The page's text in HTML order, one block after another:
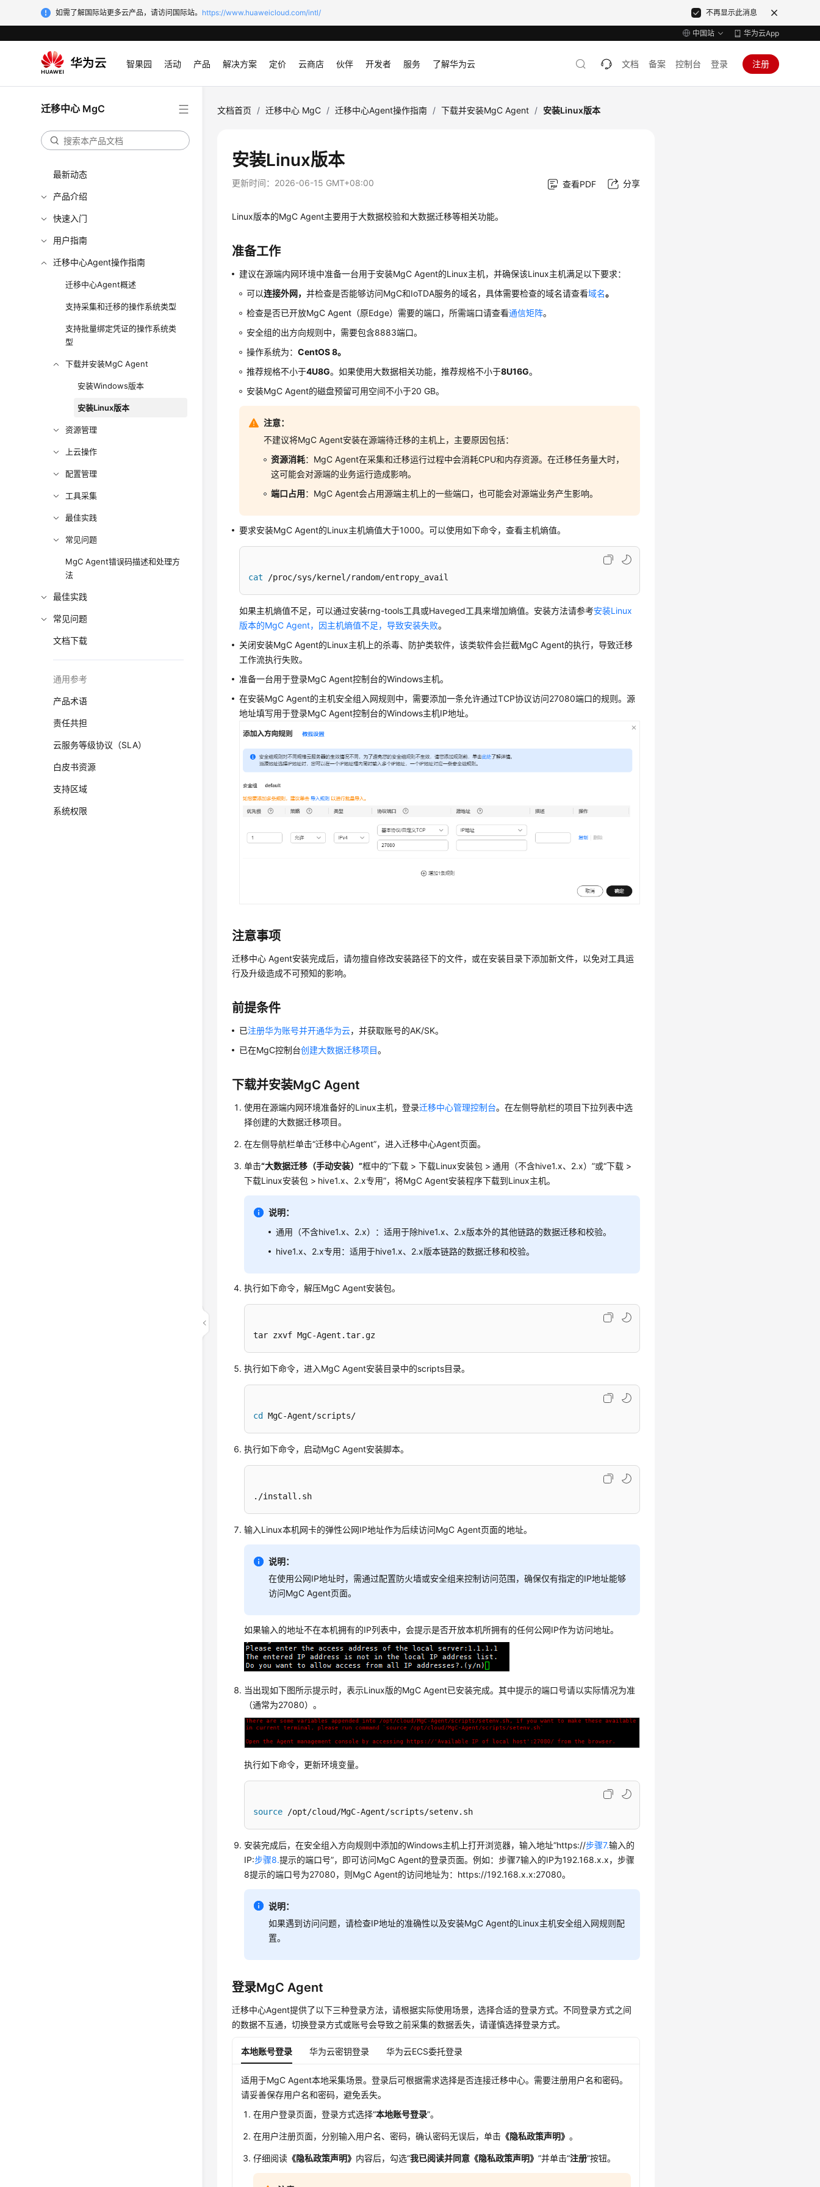
如需了解国际站更多云产品，请访问国际站。 https://www.huaweicloud.com/intl/ 不再显示此消息
中国站 华为云App
智果园 活动 产品 解决方案 定价 云商店 伙伴 开发者 服务 了解华为云 文档 备案 控制台 登录 注册
迁移中心 MgC
最新动态
产品介绍
快速入门
用户指南
迁移中心Agent操作指南
迁移中心Agent概述
支持采集和迁移的操作系统类型
支持批量绑定凭证的操作系统类
型
下载并安装MgC Agent
安装Windows版本
安装Linux版本
资源管理
上云操作
配置管理
工具采集
最佳实践
常见问题
MgC Agent错误码描述和处理方
法
最佳实践
常见问题
文档下载
通用参考
产品术语
责任共担
云服务等级协议（SLA）
白皮书资源
支持区域
系统权限
文档首页 / 迁移中心 MgC / 迁移中心Agent操作指南 / 下载并安装MgC Agent / 安装Linux版本
安装Linux版本
更新时间： 2026-06-15 GMT+08:00 查看PDF 分享
Linux版本的MgC Agent主要用于大数据校验和大数据迁移等相关功能。
准备工作
建议在源端内网环境中准备一台用于安装MgC Agent的Linux主机，并确保该Linux主机满足以下要求：
可以连接外网，并检查是否能够访问MgC和IoTDA服务的域名，具体需要检查的域名请查看域名。
检查是否已开放MgC Agent（原Edge）需要的端口，所需端口请查看通信矩阵。
安全组的出方向规则中，需要包含8883端口。
操作系统为：CentOS 8。
推荐规格不小于4U8G。如果使用大数据相关功能，推荐规格不小于8U16G。
安装MgC Agent的磁盘预留可用空间不小于20 GB。
注意：
不建议将MgC Agent安装在源端待迁移的主机上，主要原因包括：
资源消耗：MgC Agent在采集和迁移运行过程中会消耗CPU和内存资源。在迁移任务量大时，
这可能会对源端的业务运行造成影响。
端口占用：MgC Agent会占用源端主机上的一些端口，也可能会对源端业务产生影响。
要求安装MgC Agent的Linux主机熵值大于1000。可以使用如下命令，查看主机熵值。
cat /proc/sys/kernel/random/entropy_avail
如果主机熵值不足，可以通过安装rng-tools工具或Haveged工具来增加熵值。安装方法请参考安装Linux
版本的MgC Agent，因主机熵值不足，导致安装失败。
关闭安装MgC Agent的Linux主机上的杀毒、防护类软件，该类软件会拦截MgC Agent的执行，导致迁移
工作流执行失败。
准备一台用于登录MgC Agent控制台的Windows主机。
在安装MgC Agent的主机安全组入网规则中，需要添加一条允许通过TCP协议访问27080端口的规则。源
地址填写用于登录MgC Agent控制台的Windows主机IP地址。
注意事项
迁移中心 Agent安装完成后，请勿擅自修改安装路径下的文件，或在安装目录下添加新文件，以免对工具运
行及升级造成不可预知的影响。
前提条件
已注册华为账号并开通华为云，并获取账号的AK/SK。
已在MgC控制台创建大数据迁移项目。
下载并安装MgC Agent
使用在源端内网环境准备好的Linux主机，登录迁移中心管理控制台。在左侧导航栏的项目下拉列表中选
择创建的大数据迁移项目。
在左侧导航栏单击“迁移中心Agent”，进入迁移中心Agent页面。
单击“大数据迁移（手动安装）”框中的“下载 > 下载Linux安装包 > 通用（不含hive1.x、2.x）”或“下载 >
下载Linux安装包 > hive1.x、2.x专用”，将MgC Agent安装程序下载到Linux主机。
说明：
通用（不含hive1.x、2.x）：适用于除hive1.x、2.x版本外的其他链路的数据迁移和校验。
hive1.x、2.x专用：适用于hive1.x、2.x版本链路的数据迁移和校验。
执行如下命令，解压MgC Agent安装包。
tar zxvf MgC-Agent.tar.gz
执行如下命令，进入MgC Agent安装目录中的scripts目录。
cd MgC-Agent/scripts/
执行如下命令，启动MgC Agent安装脚本。
./install.sh
输入Linux本机网卡的弹性公网IP地址作为后续访问MgC Agent页面的地址。
说明：
在使用公网IP地址时，需通过配置防火墙或安全组来控制访问范围，确保仅有指定的IP地址能够
访问MgC Agent页面。
如果输入的地址不在本机拥有的IP列表中，会提示是否开放本机所拥有的任何公网IP作为访问地址。
当出现如下图所示提示时，表示Linux版的MgC Agent已安装完成。其中提示的端口号请以实际情况为准
（通常为27080）。
执行如下命令，更新环境变量。
source /opt/cloud/MgC-Agent/scripts/setenv.sh
安装完成后，在安全组入方向规则中添加的Windows主机上打开浏览器，输入地址“https://步骤7.输入的
IP:步骤8.提示的端口号”，即可访问MgC Agent的登录页面。例如：步骤7输入的IP为192.168.x.x，步骤
8提示的端口号为27080，则MgC Agent的访问地址为：https://192.168.x.x:27080。
说明：
如果遇到访问问题，请检查IP地址的准确性以及安装MgC Agent的Linux主机安全组入网规则配
置。
登录MgC Agent
迁移中心Agent提供了以下三种登录方法，请根据实际使用场景，选择合适的登录方式。不同登录方式之间
的数据不互通，切换登录方式或账号会导致之前采集的数据丢失，请谨慎选择登录方式。
本地账号登录 华为云密钥登录 华为云ECS委托登录
适用于MgC Agent本地采集场景。登录后可根据需求选择是否连接迁移中心。需要注册用户名和密码。
请妥善保存用户名和密码，避免丢失。
在用户登录页面，登录方式选择“本地账号登录”。
在用户注册页面，分别输入用户名、密码，确认密码无误后，单击 《隐私政策声明》。
仔细阅读 《隐私政策声明》 内容后，勾选“我已阅读并同意 《隐私政策声明》”并单击“注册”按钮。